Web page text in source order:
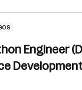
Engineer